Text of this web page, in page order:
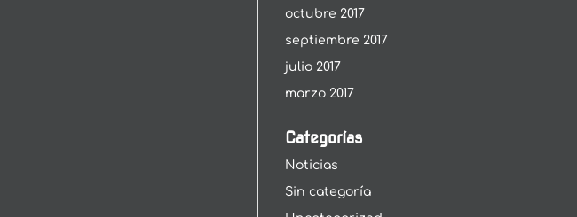
octubre 2017
septiembre 2017
julio 2017
marzo 2017
Categorías
Noticias
Sin categoría